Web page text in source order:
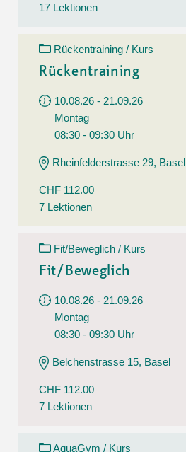
17 Lektionen
Rückentraining / Kurs
Rückentraining
10.08.26 - 21.09.26
Montag
08:30 - 09:30 Uhr
Rheinfelderstrasse 29, Basel
CHF 112.00
7 Lektionen
Fit/Beweglich / Kurs
Fit/Beweglich
10.08.26 - 21.09.26
Montag
08:30 - 09:30 Uhr
Belchenstrasse 15, Basel
CHF 112.00
7 Lektionen
AquaGym / Kurs